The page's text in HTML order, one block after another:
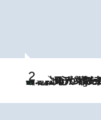
2 Hours Ago
《北欧の人々の幸福度が高いのは…》元デンマーク親善大使が出会った“心が満たされる暮らし”「いいかげんにヒュッゲしなさい！」